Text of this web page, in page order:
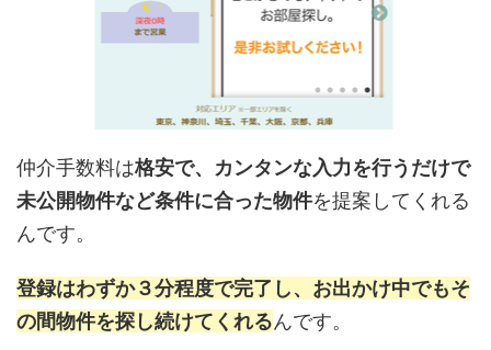
仲介手数料は格安で、カンタンな入力を行うだけで
未公開物件など条件に合った物件を提案してくれる
んです。
登録はわずか３分程度で完了し、お出かけ中でもそ
の間物件を探し続けてくれるんです。